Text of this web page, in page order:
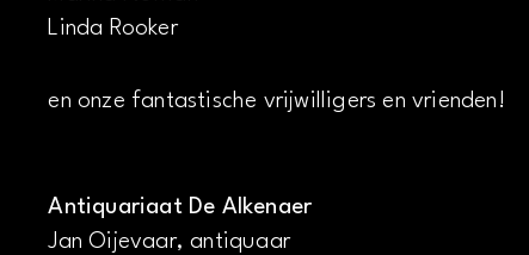
Linda Rooker
en onze fantastische vrijwilligers en vrienden!
Antiquariaat De Alkenaer
Jan Oijevaar, antiquaar